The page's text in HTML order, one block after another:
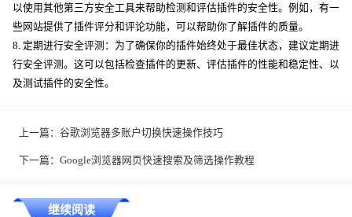
以使用其他第三方安全工具来帮助检测和评估插件的安全性。例如，有一
些网站提供了插件评分和评论功能，可以帮助你了解插件的质量。
8. 定期进行安全评测：为了确保你的插件始终处于最佳状态，建议定期进
行安全评测。这可以包括检查插件的更新、评估插件的性能和稳定性、以
及测试插件的安全性。
上一篇： 谷歌浏览器多账户切换快速操作技巧
下一篇： Google浏览器网页快速搜索及筛选操作教程
继续阅读